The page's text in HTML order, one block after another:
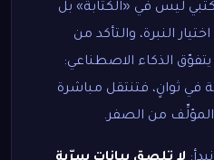
ليس في «الكتابة» بل
النبرة، والتأكد من
الذكاء الاصطناعي:
ثوانٍ، فتنتقل مباشرة
المؤلِّف من الصفر.